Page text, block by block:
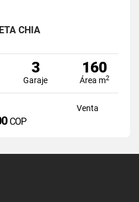
CHÍA
3
Garaje
160
Área m2
Venta
COP